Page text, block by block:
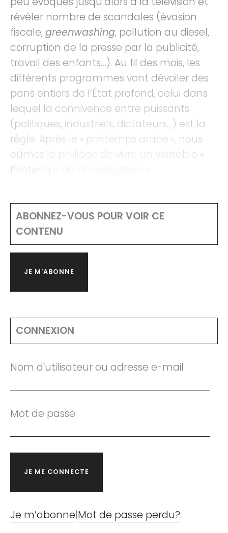
révéler nombre de scandales (évasion
fiscale,greenwashing, pollution au diesel,
corruption de la presse par la publicité,
travail des enfants…). Au fil des mois, les
différents programmes vont dévoiler des
pans entiers de l’État profond, celui dans
lequel la connivence entre puissants
(politiques, industriels, dictateurs…) est la
règle. Après le « printemps arabe », nous
eûmes le privilège de vivre un véritable «
Printemps de l’investigation ».
ABONNEZ-VOUS POUR VOIR CE
CONTENU
JE M'ABONNE
CONNEXION
Nom d'utilisateur ou adresse e-mail
Mot de passe
Je m’abonne|Mot de passe perdu?